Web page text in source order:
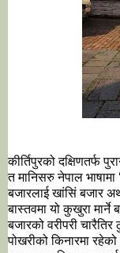
कीर्तिपुरको दक्षिणतर्फ
त मानिसरु नेपाल भाषामा
बजारलाई खांसिं बजार
बास्तवमा यो कुखुरा मार्ने
बजारको वरीपरी
पोखरीको किनारमा